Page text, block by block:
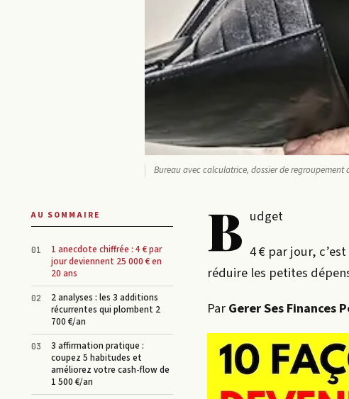
Bureau avec calculatrice, dossier de
AU SOMMAIRE
1 anecdote chiffrée : 4 € par
jour deviennent 25 000 € en
20 ans
2 analyses : les 3 additions
récurrentes qui plombent 2
700 €/an
3 affirmation pratique :
coupez 5 habitudes et
améliorez votre cash-flow de
1 500 €/an
B udget
4 € par jour,
réduire les petites
ParGerer Ses Finances